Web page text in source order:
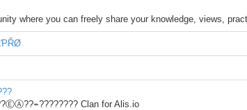
where you can freely share your knowledge, views,
Clan for Alis.io